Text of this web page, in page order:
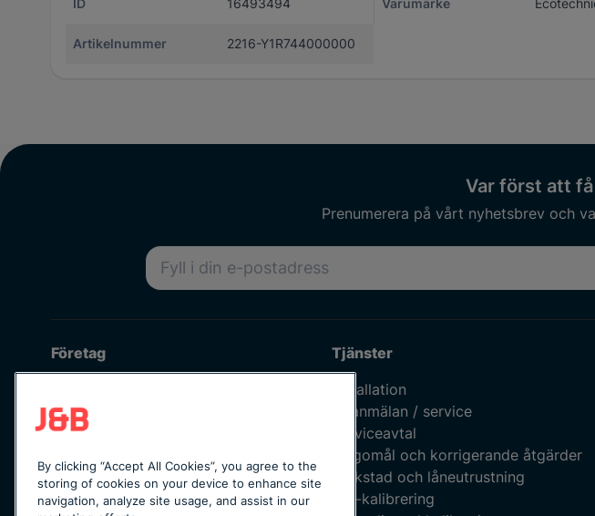
ID 16493494 Varumärke
Artikelnummer 2216-Y1R744000000
Var först att
Prenumerera på vårt nyhetsbrev och
E-postadress
Företag
Våra medarbetare
Jobba hos oss
Integritetspolicy
Uppförandekod
Tjänster
Installation
Felanmälan / service
Serviceavtal
Klagomål och korrigerande åtgärder
Verkstad och låneutrustning
ISO-kalibrering
By clicking “Accept All Cookies”, you agree to the
storing of cookies on your device to enhance site
navigation, analyze site usage, and assist in our